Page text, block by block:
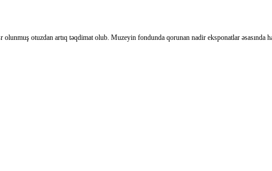
olunmuş otuzdan artıq təqdimat olub. Muzeyin fondunda qorunan nadir eksponatlar